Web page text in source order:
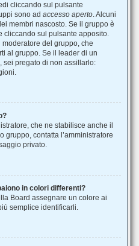
cliccando sul pulsante
sono ad accesso aperto. Alcuni
membri nascosto. Se il gruppo è
cliccando sul pulsante apposito.
moderatore del gruppo, che
al gruppo. Se il leader di un
sei pregato di non assillarlo:
che ne stabilisce anche il
gruppo, contatta l’amministratore
privato.
in colori differenti?
Board assegnare un colore ai
semplice identificarli.